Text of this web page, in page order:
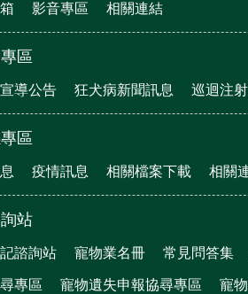
影音專區 相關連結
區
導公告 狂犬病新聞訊息 巡迴注
區
疫情訊息 相關檔案下載 相關
站
諮詢站 寵物業名冊 常見問答集
專區 寵物遺失申報協尋專區 寵